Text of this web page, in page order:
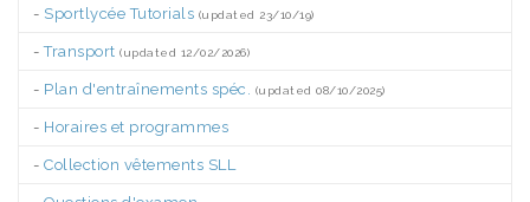
- Sportlycée Tutorials (updated 23/10/19)
-Transport (updated 12/02/2026)
- Plan d'entraînements spéc. (updated 08/10/2025)
- Horaires et programmes
- Collection vêtements SLL